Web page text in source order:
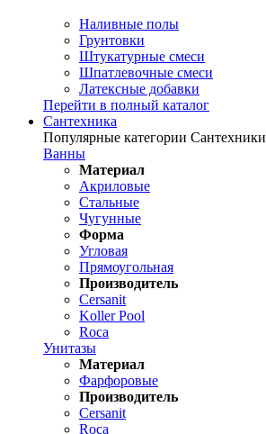
Наливные полы
Грунтовки
Штукатурные смеси
Шпатлевочные смеси
Латексные добавки
Перейти в полный каталог
Сантехника
Популярные категории Сантехники
Ванны
Материал
Акриловые
Стальные
Чугунные
Форма
Угловая
Прямоугольная
Производитель
Cersanit
Koller Pool
Roca
Унитазы
Материал
Фарфоровые
Производитель
Cersanit
Roca